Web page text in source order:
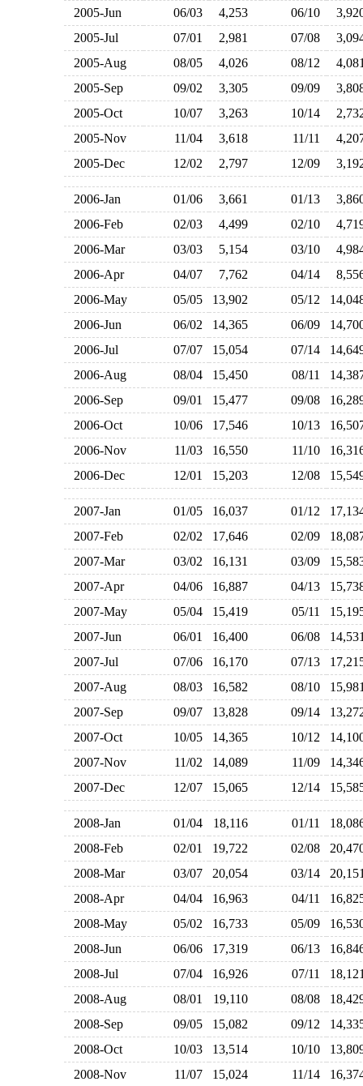
2005-Jun
06/03 4,253 06/10
2005-Jul
07/01 2,981 07/08
2005-Aug
08/05 4,026 08/12
2005-Sep
09/02 3,305 09/09
2005-Oct
10/07 3,263 10/14
2005-Nov
11/04 3,618 11/11
2005-Dec
12/02 2,797 12/09
2006-Jan 01/06 3,661 01/13
2006-Feb
02/03 4,499 02/10
2006-Mar
03/03 5,154 03/10
2006-Apr
04/07 7,762 04/14
2006-May
05/05 13,902 05/12
2006-Jun
06/02 14,365 06/09
2006-Jul
07/07 15,054 07/14
2006-Aug
08/04 15,450 08/11
2006-Sep
09/01 15,477 09/08
2006-Oct
10/06 17,546 10/13
2006-Nov
11/03 16,550 11/10
2006-Dec
12/01 15,203 12/08
2007-Jan 01/05 16,037 01/12
2007-Feb
02/02 17,646 02/09
2007-Mar
03/02 16,131 03/09
2007-Apr
04/06 16,887 04/13
2007-May
05/04 15,419 05/11
2007-Jun
06/01 16,400 06/08
2007-Jul
07/06 16,170 07/13
2007-Aug
08/03 16,582 08/10
2007-Sep
09/07 13,828 09/14
2007-Oct
10/05 14,365 10/12
2007-Nov
11/02 14,089 11/09
2007-Dec
12/07 15,065 12/14
2008-Jan 01/04 18,116 01/11
2008-Feb
02/01 19,722 02/08
2008-Mar
03/07 20,054 03/14
2008-Apr
04/04 16,963 04/11
2008-May
05/02 16,733 05/09
2008-Jun
06/06 17,319 06/13
2008-Jul
07/04 16,926 07/11
2008-Aug
08/01 19,110 08/08
2008-Sep
09/05 15,082 09/12
2008-Oct
10/03 13,514 10/10
2008-Nov
11/07 15,024 11/14